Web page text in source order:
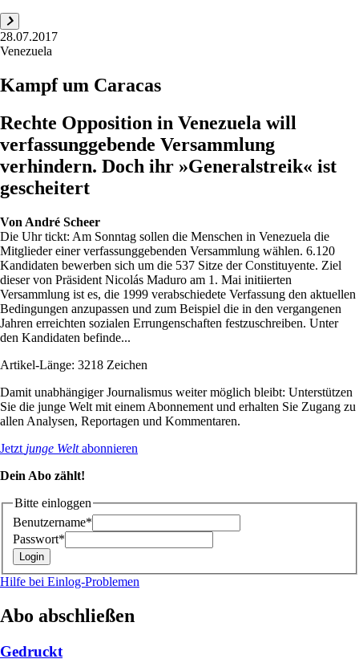
28.07.2017
Venezuela
Kampf um Caracas
Rechte Opposition in Venezuela will
verfassunggebende Versammlung
verhindern. Doch ihr »Generalstreik« ist
gescheitert
Von André Scheer
Die Uhr tickt: Am Sonntag sollen die Menschen in Venezuela die
Mitglieder einer verfassunggebenden Versammlung wählen. 6.120
Kandidaten bewerben sich um die 537 Sitze der Constituyente. Ziel
dieser von Präsident Nicolás Maduro am 1. Mai initiierten
Versammlung ist es, die 1999 verabschiedete Verfassung den aktuellen
Bedingungen anzupassen und zum Beispiel die in den vergangenen
Jahren erreichten sozialen Errungenschaften festzuschreiben. Unter
den Kandidaten befinde...
Artikel-Länge: 3218 Zeichen
Damit unabhängiger Journalismus weiter möglich bleibt: Unterstützen
Sie die junge Welt mit einem Abonnement und erhalten Sie Zugang zu
allen Analysen, Reportagen und Kommentaren.
Jetzt junge Weltabonnieren
Dein Abo zählt!
Bitte einloggen
Benutzername*
Passwort*
Hilfe bei Einlog-Problemen
Abo abschließen
Gedruckt